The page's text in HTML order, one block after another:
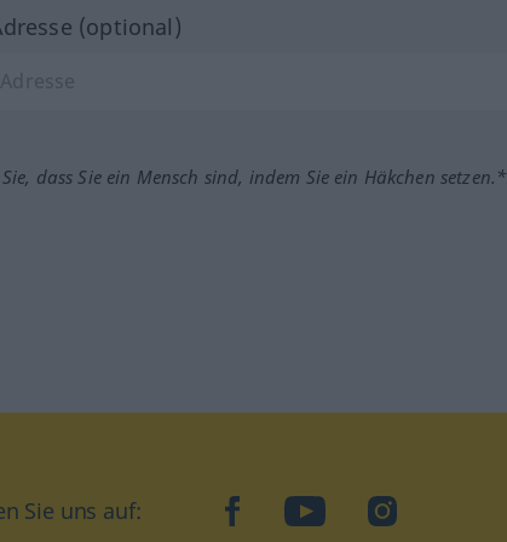
(optional)
dass Sie ein Mensch sind, indem Sie ein Häkchen setzen.*
Sie uns auf: facebookYouTubeInstagram